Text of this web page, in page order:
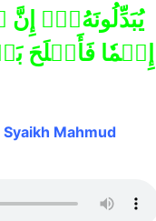
يُبَدِّلُونَهُۥٓۚ إِنَّ
إِثۡمٗا فَأَصۡلَحَ
Mahmud